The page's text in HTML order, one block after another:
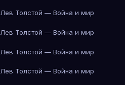
Лев Толстой — Война и мир
Лев Толстой — Война и мир
Лев Толстой — Война и мир
Лев Толстой — Война и мир